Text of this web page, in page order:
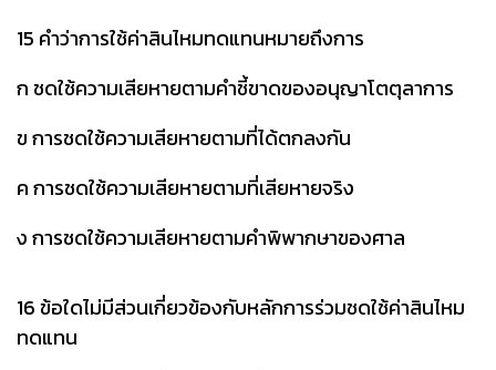
15 คำว่าการใช้ค่าสินไหมทดแทนหมายถึงการ
ก ชดใช้ความเสียหายตามคำชี้ขาดของอนุญาโตตุลาการ
ข การชดใช้ความเสียหายตามที่ได้ตกลงกัน
ค การชดใช้ความเสียหายตามที่เสียหายจริง
ง การชดใช้ความเสียหายตามคำพิพากษาของศาล
16 ข้อใดไม่มีส่วนเกี่ยวข้องกับหลักการร่วมชดใช้ค่าสินไหม
ทดแทน